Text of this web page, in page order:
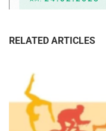
RELATED ARTICLES